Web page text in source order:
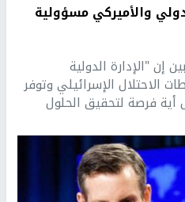
والأميركي مسؤولية
إن "الإدارة الدولية
الاحتلال الإسرائيلي وتوفر
أية فرصة لتحقيق الحلول